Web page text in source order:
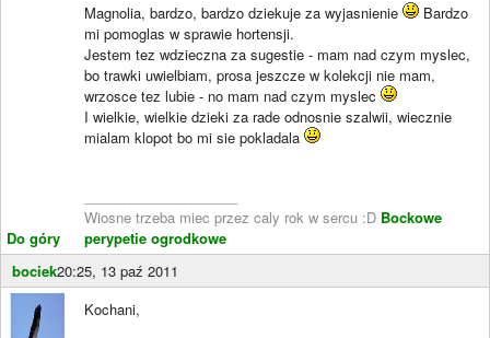
Do góry
Magnolia, bardzo, bardzo dziekuje za wyjasnienie
Bardzo
mi pomoglas w sprawie hortensji.
Jestem tez wdzieczna za sugestie - mam nad czym myslec,
bo trawki uwielbiam, prosa jeszcze w kolekcji nie mam,
wrzosce tez lubie - no mam nad czym myslec
I wielkie, wielkie dzieki za rade odnosnie szalwii, wiecznie
mialam klopot bo mi sie pokladala
Wiosne trzeba miec przez caly rok w sercu :D Bockowe
perypetie ogrodkowe
bociek20:25, 13 paź 2011
Kochani,